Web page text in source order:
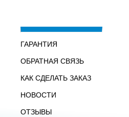
ГАРАНТИЯ
ОБРАТНАЯ СВЯЗЬ
КАК СДЕЛАТЬ ЗАКАЗ
НОВОСТИ
ОТЗЫВЫ